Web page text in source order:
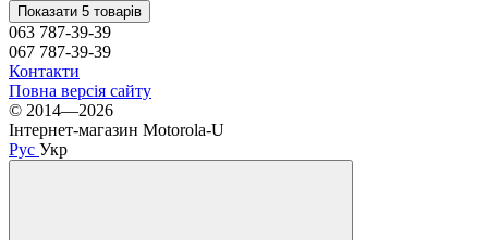
Показати 5 товарів
063 787-39-39
067 787-39-39
Контакти
Повна версія сайту
© 2014—2026
Інтернет-магазин Motorola-U
Рус Укр